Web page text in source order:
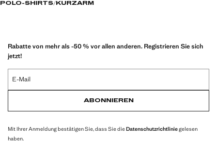
POLO-SHIRTS KURZARM
Rabatte von mehr als -50 % vor allen anderen. Registrieren Sie sich
jetzt!
E-Mail
ABONNIEREN
Mit Ihrer Anmeldung bestätigen Sie, dass Sie dieDatenschutzrichtliniegelesen
haben.